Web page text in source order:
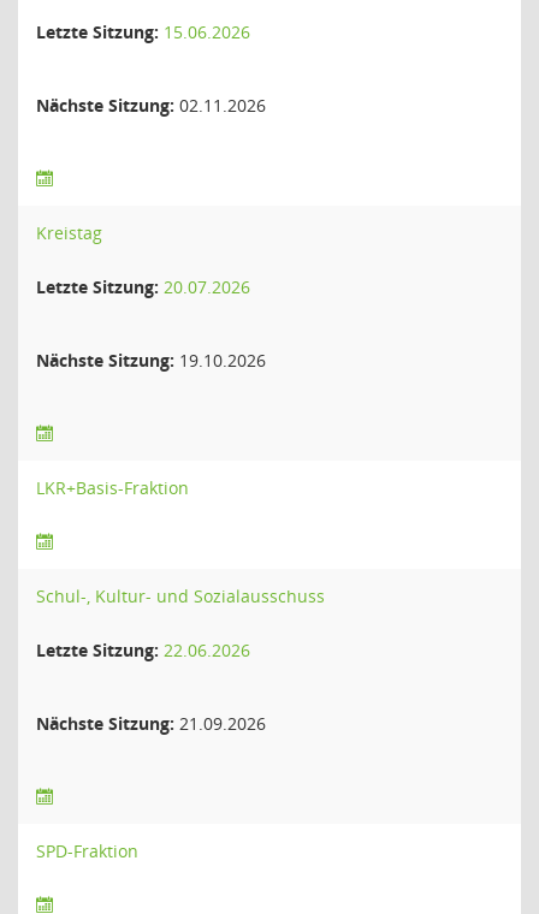
Letzte Sitzung: 15.06.2026
Nächste Sitzung: 02.11.2026
Kreistag
Letzte Sitzung: 20.07.2026
Nächste Sitzung: 19.10.2026
LKR+Basis-Fraktion
Schul-, Kultur- und Sozialausschuss
Letzte Sitzung: 22.06.2026
Nächste Sitzung: 21.09.2026
SPD-Fraktion